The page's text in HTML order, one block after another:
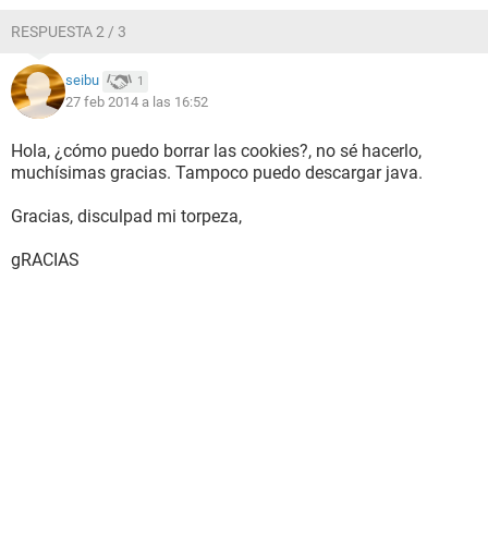
RESPUESTA 2 / 3
seibu 1
27 feb 2014 a las 16:52
Hola, ¿cómo puedo borrar las cookies?, no sé hacerlo,
muchísimas gracias. Tampoco puedo descargar java.
Gracias, disculpad mi torpeza,
gRACIAS